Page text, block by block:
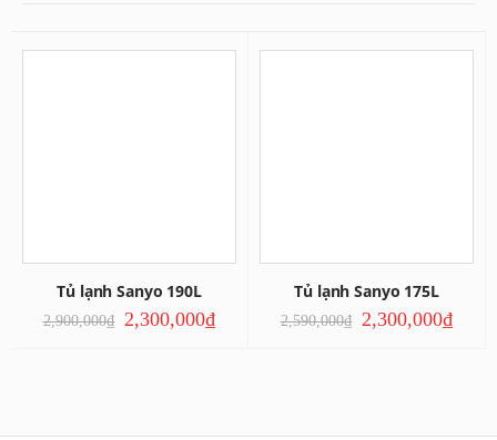
Tủ lạnh Sanyo 190L
2,900,000₫ 2,300,000₫
Tủ lạnh Sanyo 175L
2,590,000₫ 2,300,000₫